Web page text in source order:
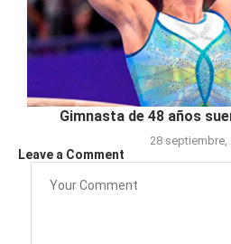
Gimnasta de 48 años
28 septiembre,
Leave a Comment